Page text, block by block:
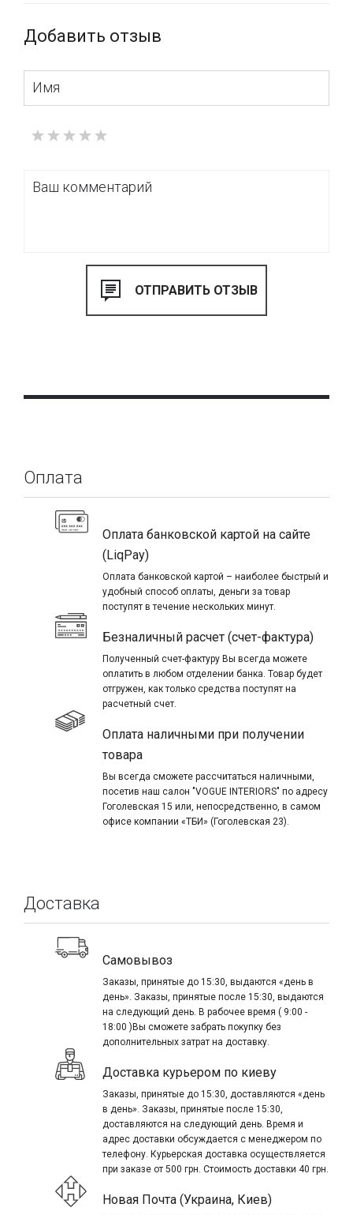
Купить тканевые ролеты или мансардные системы с
тканью Screen G5 F.R. можно в нашем шоу-руме «VOGUE
Выбрать и заказать роллеты или ткани для
ассортимент продукции от итальянской фабрики
Применение: рулонные шторы, мансардные системы
Добавить отзыв
Оплата
Оплата банковской картой на сайте
(LiqPay)
Оплата банковской картой – наиболее быстрый и
удобный способ оплаты, деньги за товар
поступят в течение нескольких минут.
Безналичный расчет (счет-фактура)
Полученный счет-фактуру Вы всегда можете
оплатить в любом отделении банка. Товар будет
отгружен, как только средства поступят на
расчетный счет.
Оплата наличными при получении
товара
Вы всегда сможете рассчитаться наличными,
посетив наш салон "VOGUE INTERIORS" по адресу
Гоголевская 15 или, непосредственно, в самом
офисе компании «ТБИ» (Гоголевская 23).
Доставка
Самовывоз
Заказы, принятые до 15:30, выдаются «день в
день». Заказы, принятые после 15:30, выдаются
на следующий день. В рабочее время ( 9:00 -
18:00 )Вы сможете забрать покупку без
дополнительных затрат на доставку.
Доставка курьером по киеву
Заказы, принятые до 15:30, доставляются «день
в день». Заказы, принятые после 15:30,
доставляются на следующий день. Время и
адрес доставки обсуждается с менеджером по
телефону. Курьерская доставка осуществляется
при заказе от 500 грн. Стоимость доставки 40 грн.
Новая Почта (Украина, Киев)